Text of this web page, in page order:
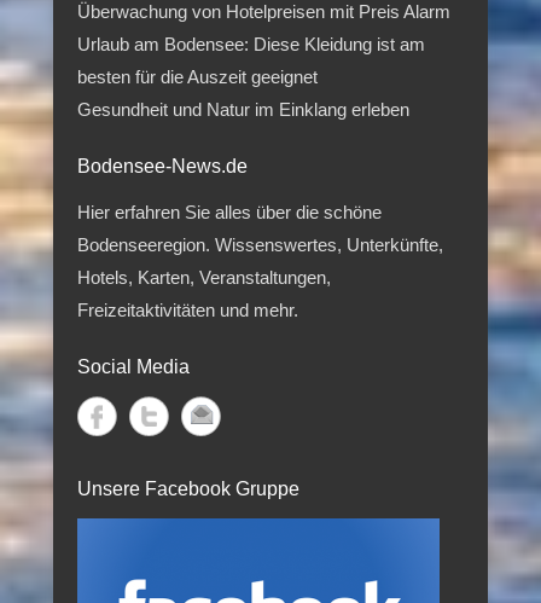
Überwachung von Hotelpreisen mit Preis Alarm
Urlaub am Bodensee: Diese Kleidung ist am
besten für die Auszeit geeignet
Gesundheit und Natur im Einklang erleben
Bodensee-News.de
Hier erfahren Sie alles über die schöne
Bodenseeregion. Wissenswertes, Unterkünfte,
Hotels, Karten, Veranstaltungen,
Freizeitaktivitäten und mehr.
Social Media
Unsere Facebook Gruppe